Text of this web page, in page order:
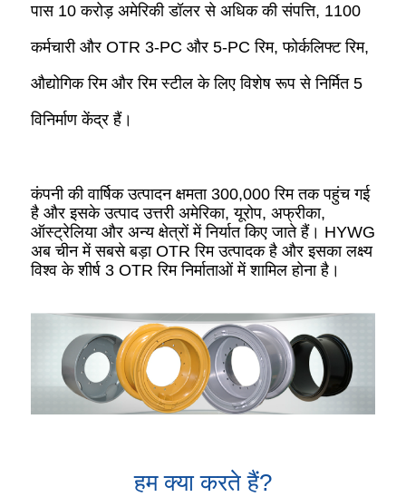
पास 10 करोड़ अमेरिकी डॉलर से अधिक की संपत्ति, 1100
कर्मचारी और OTR 3-PC और 5-PC रिम, फोर्कलिफ्ट रिम,
औद्योगिक रिम और रिम स्टील के लिए विशेष रूप से निर्मित 5
विनिर्माण केंद्र हैं।
कंपनी की वार्षिक उत्पादन क्षमता 300,000 रिम तक पहुंच गई
है और इसके उत्पाद उत्तरी अमेरिका, यूरोप, अफ्रीका,
ऑस्ट्रेलिया और अन्य क्षेत्रों में निर्यात किए जाते हैं। HYWG
अब चीन में सबसे बड़ा OTR रिम उत्पादक है और इसका लक्ष्य
विश्व के शीर्ष 3 OTR रिम निर्माताओं में शामिल होना है।
हम क्या करते हैं?